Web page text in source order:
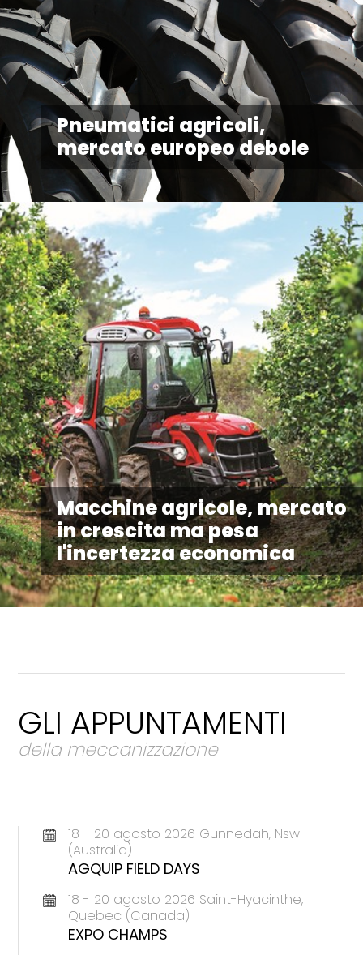
Pneumatici agricoli,
mercato europeo debole
Macchine agricole, mercato
in crescita ma pesa
l'incertezza economica
GLI APPUNTAMENTI
della meccanizzazione
18 - 20 agosto 2026 Gunnedah, Nsw
(Australia)
AGQUIP FIELD DAYS
18 - 20 agosto 2026 Saint-Hyacinthe,
Quebec (Canada)
EXPO CHAMPS